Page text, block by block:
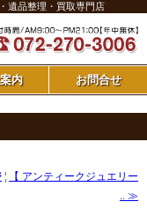
遺品整理・買取専門店
内 お問合せ
¦
【 アンティークジュエリー
.. ≫